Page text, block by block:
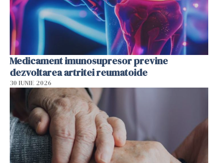
Medicament imunosupresor previne
dezvoltarea artritei reumatoide
30 IUNIE 2026